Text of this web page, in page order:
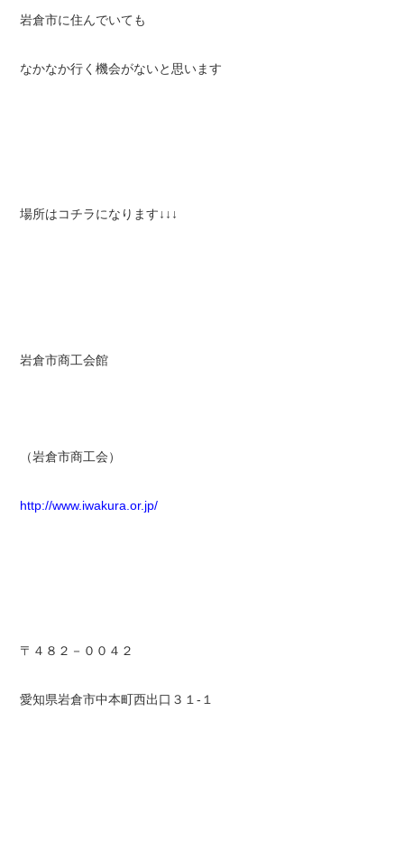
岩倉市に住んでいても
なかなか行く機会がないと思います
場所はコチラになります↓↓↓
岩倉市商工会館
（岩倉市商工会）
http://www.iwakura.or.jp/
〒４８２－００４２
愛知県岩倉市中本町西出口３１-１